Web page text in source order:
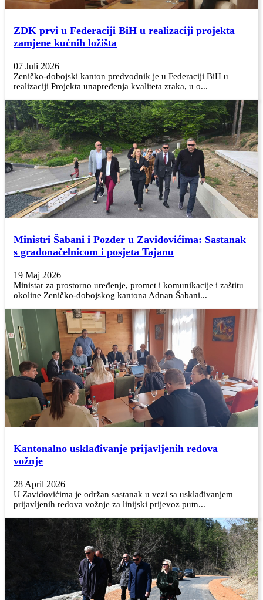
ZDK prvi u Federaciji BiH u realizaciji projekta
zamjene kućnih ložišta
07 Juli 2026
Zeničko-dobojski kanton predvodnik je u Federaciji BiH u
realizaciji Projekta unapređenja kvaliteta zraka, u o...
Ministri Šabani i Pozder u Zavidovićima: Sastanak
s gradonačelnicom i posjeta Tajanu
19 Maj 2026
Ministar za prostorno uređenje, promet i komunikacije i zaštitu
okoline Zeničko-dobojskog kantona Adnan Šabani...
Kantonalno usklađivanje prijavljenih redova
vožnje
28 April 2026
U Zavidovićima je održan sastanak u vezi sa usklađivanjem
prijavljenih redova vožnje za linijski prijevoz putn...